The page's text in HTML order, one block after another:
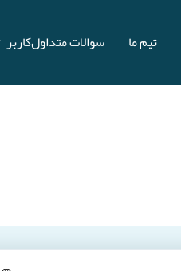
تیم ما سوالات متداولکاربر